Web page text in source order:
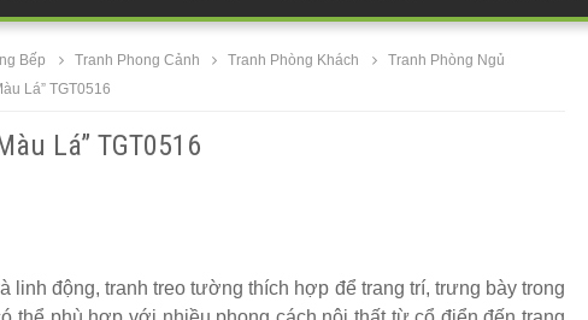
254
Bếp Tranh Phong Cảnh Tranh Phòng Khách
Tranh Phòng Ngủ
Lá” TGT0516
Lá” TGT0516
linh động, tranh treo tường thích hợp để trang trí, trưng bày trong